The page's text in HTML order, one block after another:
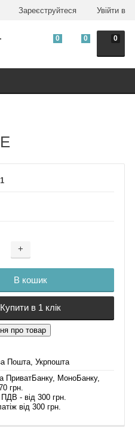
Зареєструйтеся Увійти в
0
0 0
+
Додається ...
В кошик
Доданий
Купити в 1 клік
Пошта, Укрпошта
ПриватБанку, МоноБанку,
грн.
ПДВ - від 300 грн.
від 300 грн.